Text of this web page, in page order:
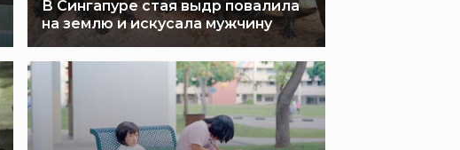
В Сингапуре стая выдр повалила
на землю и искусала мужчину